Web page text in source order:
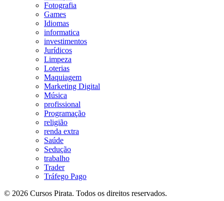
Fotografia
Games
Idiomas
informatica
investimentos
Jurídicos
Limpeza
Loterias
Maquiagem
Marketing Digital
Música
profissional
Programação
religião
renda extra
Saúde
Sedução
trabalho
Trader
Tráfego Pago
© 2026 Cursos Pirata. Todos os direitos reservados.